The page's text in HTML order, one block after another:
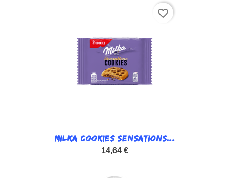
MILKA COOKIES SENSATIONS...
14,64 €
favorite_border